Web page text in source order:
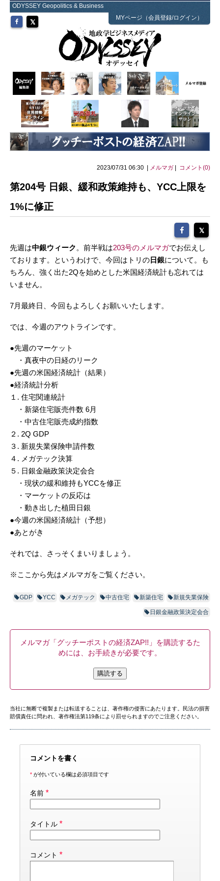
ODYSSEY Geopolitics & Business
MYページ（会員登録/ログイン）
2023/07/31 06:30 | メルマガ コメント(0)
第204号 日銀、緩和政策維持も、YCC上限を
1%に修正
先週は中銀ウィーク 。前半戦は203号のメルマガでお伝えし
ております。というわけで、今回はトリの 日銀について。も
ちろん、強く出た2Qを始めとした米国経済統計も忘れては
いません。
7月最終日、今回もよろしくお願いいたします。
では、今週のアウトラインです。
●先週のマーケット
・真夜中の日経のリーク
●先週の米国経済統計（結果）
●経済統計分析
１. 住宅関連統計
・新築住宅販売件数 6月
・中古住宅販売成約指数
２. 2Q GDP
３. 新規失業保険申請件数
４. メガテック決算
５. 日銀金融政策決定会合
・現状の緩和維持もYCCを修正
・マーケットの反応は
・動き出した植田日銀
●今週の米国経済統計（予想）
●あとがき
それでは、さっそくまいりましょう。
※ここから先はメルマガをご覧ください。
GDP YCC メガテック 中古住宅 新築住宅 新規失業保険
日銀金融政策決定会合
メルマガ「グッチーポストの経済ZAP!!」を購読するた
めには、お手続きが必要です。
購読する
当社に無断で複製または転送することは、著作権の侵害にあたります。民法の損害
賠償責任に問われ、著作権法第119条により罰せられますのでご注意ください。
コメントを書く
* が付いている欄は必須項目です
名前 *
タイトル *
コメント *